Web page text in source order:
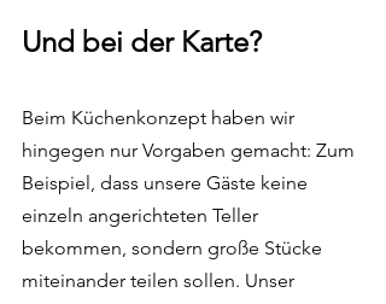
Und bei der Karte?
Beim Küchenkonzept haben wir
hingegen nur Vorgaben gemacht: Zum
Beispiel, dass unsere Gäste keine
einzeln angerichteten Teller
bekommen, sondern große Stücke
miteinander teilen sollen. Unser